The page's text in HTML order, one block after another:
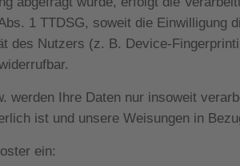
1 TTDSG, soweit die Einwilligung
des Nutzers (z. B. Device-
werden Ihre Daten nur insoweit
ist und unsere Weisungen in
ein: